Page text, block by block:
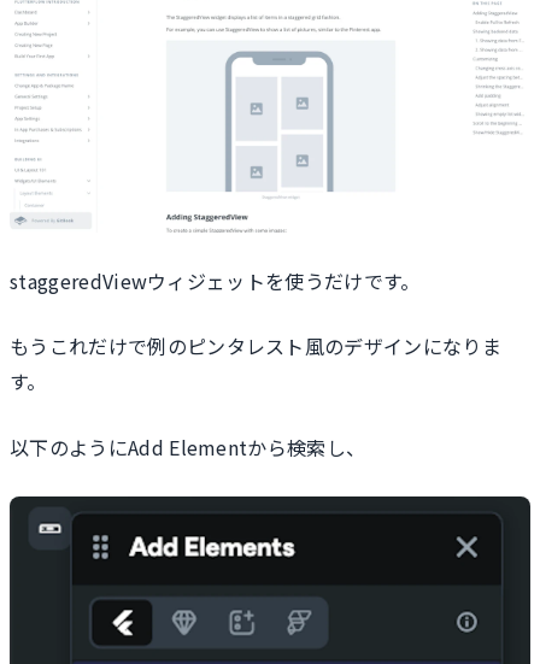
staggeredViewウィジェットを使うだけです。
もうこれだけで例のピンタレスト風のデザインになりま
す。
以下のようにAdd Elementから検索し、